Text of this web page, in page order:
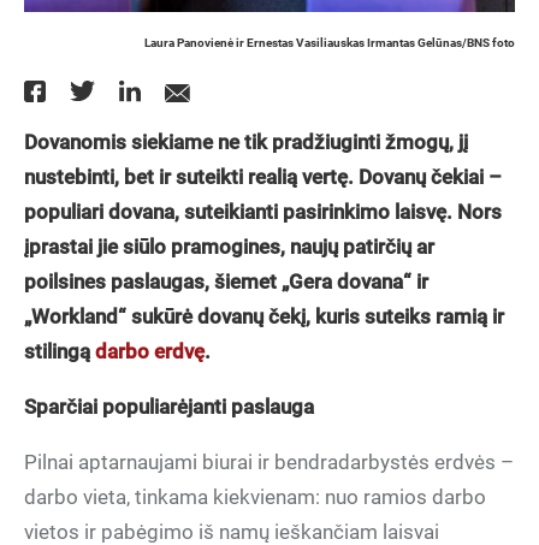
Laura Panovienė ir Ernestas Vasiliauskas Irmantas Gelūnas/BNS foto
Dovanomis siekiame ne tik pradžiuginti žmogų, jį
nustebinti, bet ir suteikti realią vertę. Dovanų čekiai –
populiari dovana, suteikianti pasirinkimo laisvę. Nors
įprastai jie siūlo pramogines, naujų patirčių ar
poilsines paslaugas, šiemet „Gera dovana“ ir
„Workland“ sukūrė dovanų čekį, kuris suteiks ramią ir
stilingą darbo erdvę.
Sparčiai populiarėjanti paslauga
Pilnai aptarnaujami biurai ir bendradarbystės erdvės –
darbo vieta, tinkama kiekvienam: nuo ramios darbo
vietos ir pabėgimo iš namų ieškančiam laisvai